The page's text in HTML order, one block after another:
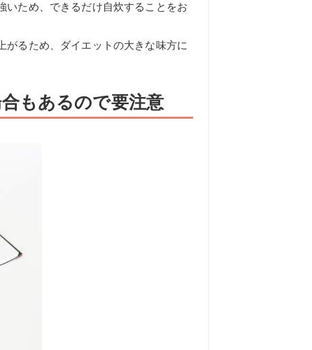
いため、できるだけ自炊することをお
がるため、ダイエットの大きな味方に
もあるので要注意